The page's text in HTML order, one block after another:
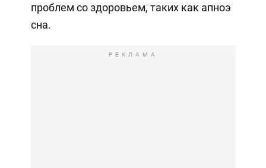
проблем со здоровьем, таких как апноэ
сна.
РЕКЛАМА